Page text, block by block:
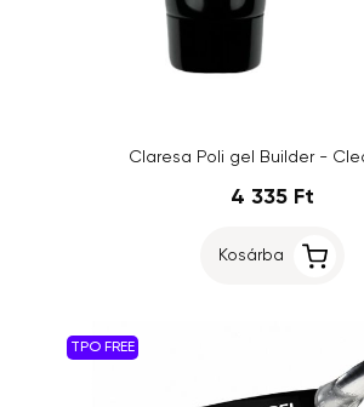
Claresa Poli gel Builder -
4 335 Ft
Kosárba
TPO FREE